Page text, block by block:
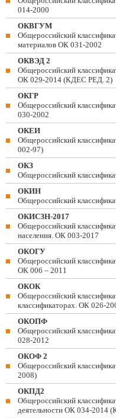
014-2000
ОКВГУМ
Общероссийский
материалов ОК 031-2002
ОКВЭД 2
Общероссийский
ОК 029-2014 (КДЕС РЕД. 2)
ОКГР
Общероссийский
030-2002
ОКЕИ
Общероссийский
002-97)
ОКЗ
Общероссийский
ОКИН
Общероссийский
ОКИСЗН-2017
Общероссийский
населения. ОК 003-2017
ОКОГУ
Общероссийский
ОК 006 – 2011
ОКОК
Общероссийский
классификаторах. ОК 026-
ОКОПФ
Общероссийский
028-2012
ОКОФ 2
Общероссийский
2008)
ОКПД2
Общероссийский
деятельности ОК 034-2014